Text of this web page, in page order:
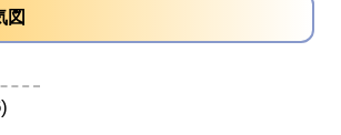
図